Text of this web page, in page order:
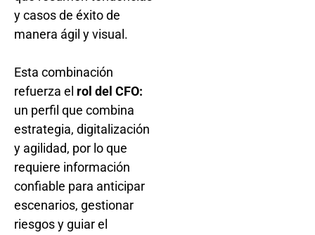
y casos de éxito de
manera ágil y visual.
Esta combinación
refuerza el rol del CFO:
un perfil que combina
estrategia, digitalización
y agilidad, por lo que
requiere información
confiable para anticipar
escenarios, gestionar
riesgos y guiar el